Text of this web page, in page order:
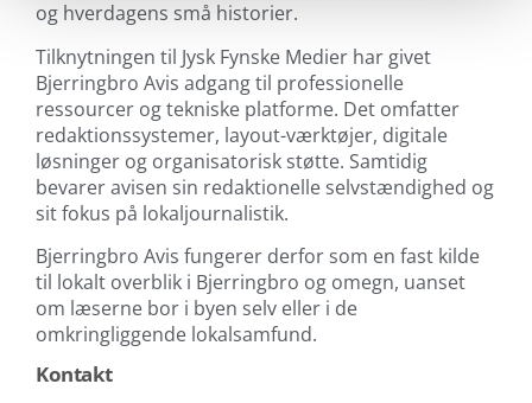
og hverdagens små historier.
Tilknytningen til Jysk Fynske Medier har givet
Bjerringbro Avis adgang til professionelle
ressourcer og tekniske platforme. Det omfatter
redaktionssystemer, layout-værktøjer, digitale
løsninger og organisatorisk støtte. Samtidig
bevarer avisen sin redaktionelle selvstændighed og
sit fokus på lokaljournalistik.
Bjerringbro Avis fungerer derfor som en fast kilde
til lokalt overblik i Bjerringbro og omegn, uanset
om læserne bor i byen selv eller i de
omkringliggende lokalsamfund.
Kontakt